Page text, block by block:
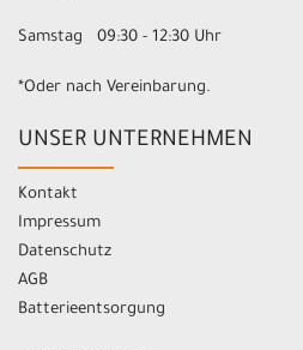
Samstag 09:30 - 12:30 Uhr
*Oder nach Vereinbarung.
UNSER UNTERNEHMEN
Kontakt
Impressum
Datenschutz
AGB
Batterieentsorgung